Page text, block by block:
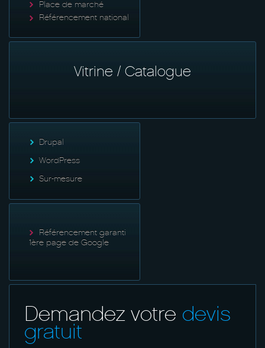
Place de marché
Référencement national
Vitrine / Catalogue
Drupal
WordPress
Sur-mesure
Référencement garanti
1ère page de Google
Demandez votre devis
gratuit